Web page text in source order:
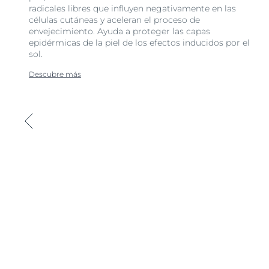
radicales libres que influyen negativamente en las
células cutáneas y aceleran el proceso de
envejecimiento. Ayuda a proteger las capas
epidérmicas de la piel de los efectos inducidos por el
sol.
Descubre más